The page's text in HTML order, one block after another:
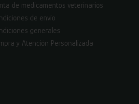
de medicamentos veterinarios
de envío
generales
y Atención Personalizada